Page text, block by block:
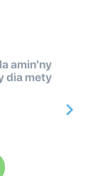
amin'ny
dia mety